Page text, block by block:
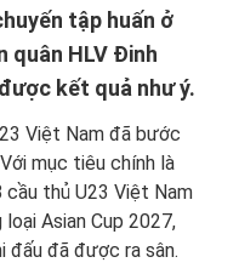
tập huấn ở
quân HLV Đinh
kết quả như ý.
Việt Nam đã bước
mục tiêu chính là
thủ U23 Việt Nam
Asian Cup 2027,
đã được ra sân.